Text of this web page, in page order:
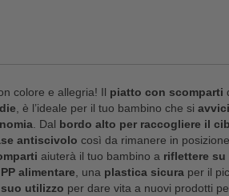
colore e allegria! Il piatto con scomparti
, è l’ideale per il tuo bambino che si
. Dal bordo alto per raccogliere il
antiscivolo così da rimanere in
aiuterà il tuo bambino a riflettere
PP alimentare , una plastica sicura per il
utilizzo per dare vita a nuovi prodotti